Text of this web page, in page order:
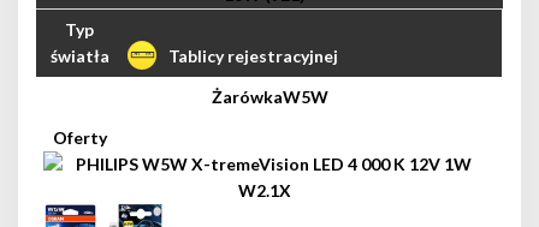
Tablicy rejestracyjnej
W5W